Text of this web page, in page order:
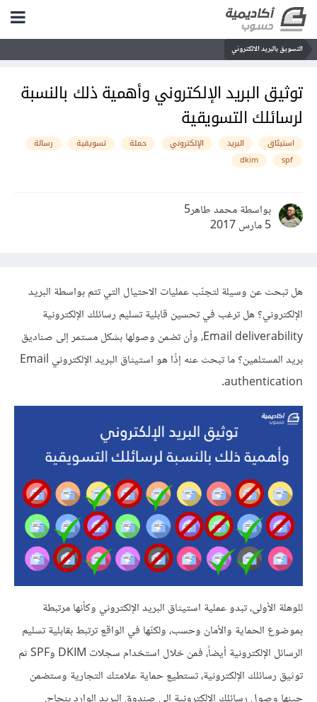
التسويق بالبريد الالكتروني
توثيق البريد الإلكتروني وأهمية ذلك بالنسبة
لرسائلك التسويقية
استيثاق البريد الإلكتروني حملة تسويقية
رسالة
spf
dkim
بواسطة محمد طاهر5
5 مارس 2017
هل تبحث عن وسيلة لتجنّب عمليات الاحتيال التي تتم بواسطة البريد
الإلكتروني؟ هل ترغب في تحسين قابلية تسليم رسائلك الإلكترونية
Email deliverability، وأن تضمن وصولها بشكل مستمر إلى صناديق
بريد المستلمين؟ ما تبحث عنه إذًا هو استيثاق البريد الإلكتروني Email
authentication.
للوهلة الأولى، تبدو عملية استيثاق البريد الإلكتروني وكأنها مرتبطة
بموضوع الحماية والأمان وحسب، ولكنّها في الواقع ترتبط بقابلية تسليم
الرسائل الإلكترونية أيضاً، فمن خلال استخدام سجلات DKIM وSPF ثم
توثيق رسائلك الإلكترونية، تستطيع حماية علامتك التجارية وستضمن